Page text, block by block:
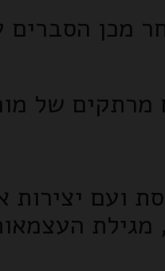
מכן הסברים
מרתקים של
ועם יצירות
מגילת